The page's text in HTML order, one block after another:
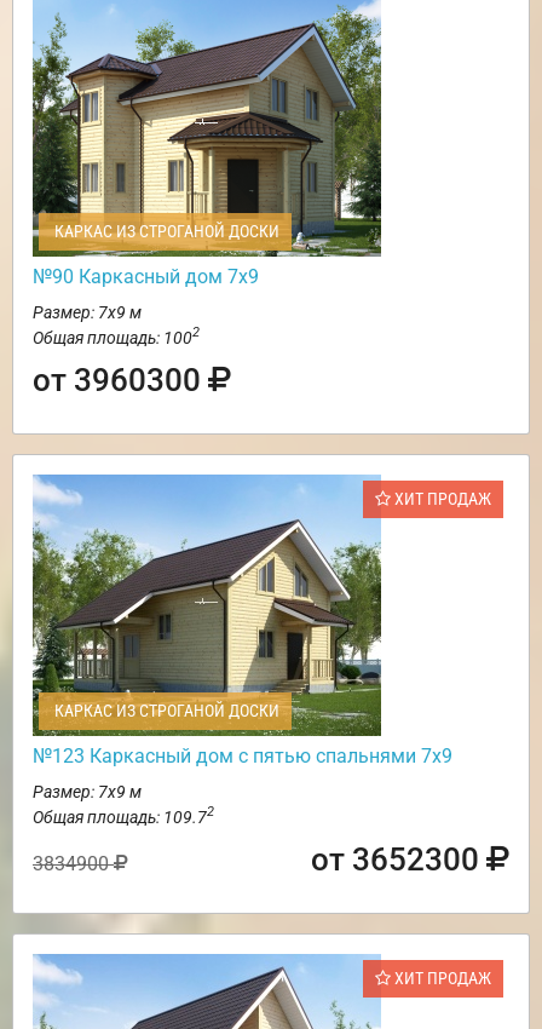
КАРКАС ИЗ СТРОГАНОЙ ДОСКИ
№90 Каркасный дом 7х9
Размер: 7х9 м
Общая площадь: 1002
от 3960300
ХИТ ПРОДАЖ
КАРКАС ИЗ СТРОГАНОЙ ДОСКИ
№123 Каркасный дом с пятью спальнями 7х9
Размер: 7х9 м
Общая площадь: 109.72
3834900 от 3652300
ХИТ ПРОДАЖ